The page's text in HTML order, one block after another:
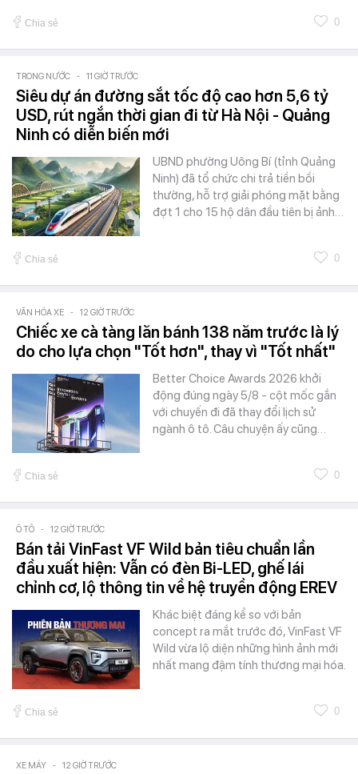
Chia sẻ 0
TRONG NƯỚC - 11 GIỜ TRƯỚC
Siêu dự án đường sắt tốc độ cao hơn 5,6 tỷ
USD, rút ngắn thời gian đi từ Hà Nội - Quảng
Ninh có diễn biến mới
UBND phường Uông Bí (tỉnh Quảng
Ninh) đã tổ chức chi trả tiền bồi
thường, hỗ trợ giải phóng mặt bằng
đợt 1 cho 15 hộ dân đầu tiên bị ảnh…
Chia sẻ 0
VĂN HÓA XE - 12 GIỜ TRƯỚC
Chiếc xe cà tàng lăn bánh 138 năm trước là lý
do cho lựa chọn "Tốt hơn", thay vì "Tốt nhất"
Better Choice Awards 2026 khởi
động đúng ngày 5/8 - cột mốc gắn
với chuyến đi đã thay đổi lịch sử
ngành ô tô. Câu chuyện ấy cũng…
Chia sẻ 0
Ô TÔ - 12 GIỜ TRƯỚC
Bán tải VinFast VF Wild bản tiêu chuẩn lần
đầu xuất hiện: Vẫn có đèn Bi-LED, ghế lái
chỉnh cơ, lộ thông tin về hệ truyền động EREV
Khác biệt đáng kể so với bản
concept ra mắt trước đó, VinFast VF
Wild vừa lộ diện những hình ảnh mới
nhất mang đậm tính thương mại hóa.
Chia sẻ 0
XE MÁY - 12 GIỜ TRƯỚC